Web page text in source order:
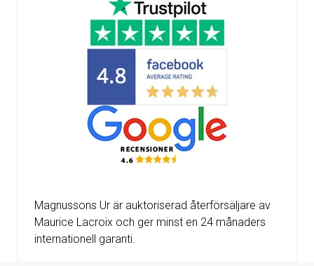
Magnussons Ur är auktoriserad återförsäljare av
Maurice Lacroix och ger minst en 24 månaders
internationell garanti.